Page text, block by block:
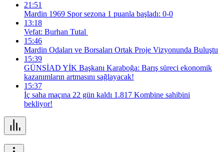
21:51
Mardin 1969 Spor sezona 1 puanla başladı: 0-0
13:18
Vefat: Burhan Tutal
15:46
Mardin Odaları ve Borsaları Ortak Proje Vizyonunda Buluştu
15:39
GÜNSİAD YİK Başkanı Karaboğa: Barış süreci ekonomik
kazanımların artmasını sağlayacak!
15:37
İç saha maçına 22 gün kaldı 1.817 Kombine sahibini
bekliyor!